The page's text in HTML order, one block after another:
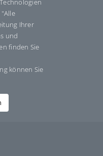
WhatsAppTelegram
Jutta-Sucker
Ihrer
und
finden Sie
können Sie